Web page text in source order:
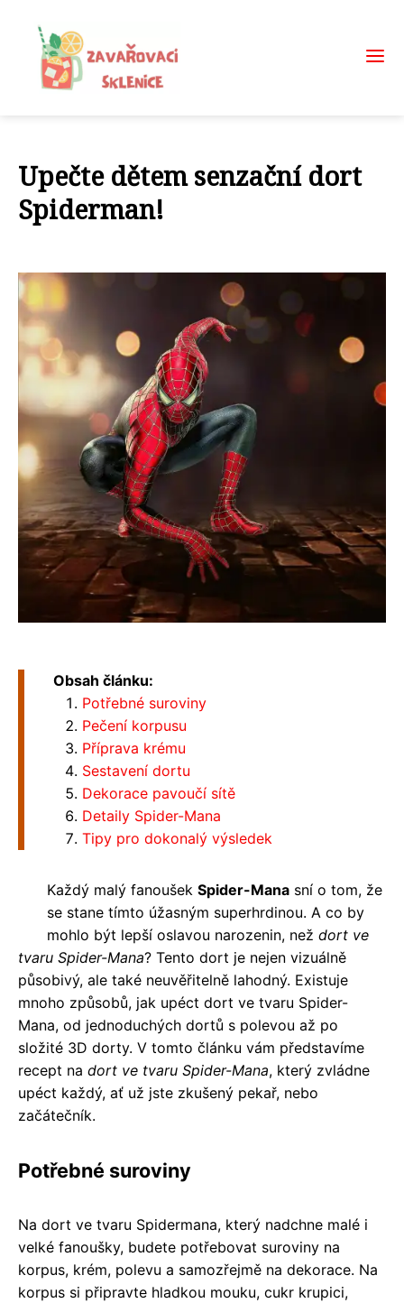
Upečte dětem senzační dort
Spiderman!
Obsah článku:
Potřebné suroviny
Pečení korpusu
Příprava krému
Sestavení dortu
Dekorace pavoučí sítě
Detaily Spider-Mana
Tipy pro dokonalý výsledek
Každý malý fanoušek Spider-Mana sní o tom, že
se stane tímto úžasným superhrdinou. A co by
mohlo být lepší oslavou narozenin, než dort ve
tvaru Spider-Mana? Tento dort je nejen vizuálně
působivý, ale také neuvěřitelně lahodný. Existuje
mnoho způsobů, jak upéct dort ve tvaru Spider-
Mana, od jednoduchých dortů s polevou až po
složité 3D dorty. V tomto článku vám představíme
recept na dort ve tvaru Spider-Mana, který zvládne
upéct každý, ať už jste zkušený pekař, nebo
začátečník.
Potřebné suroviny
Na dort ve tvaru Spidermana, který nadchne malé i
velké fanoušky, budete potřebovat suroviny na
korpus, krém, polevu a samozřejmě na dekorace. Na
korpus si připravte hladkou mouku, cukr krupici,